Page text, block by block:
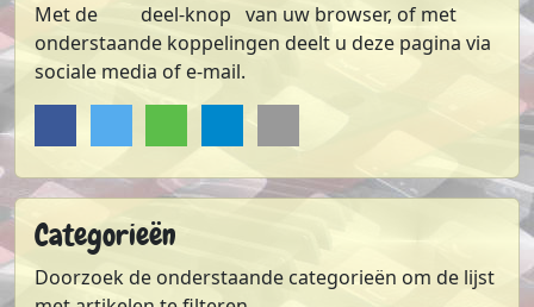
Met de deel-knop van uw browser, of met
onderstaande koppelingen deelt u deze pagina via
sociale media of e-mail.
Categorieën
Doorzoek de onderstaande categorieën om de lijst